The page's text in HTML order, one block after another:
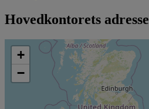
Hovedkontorets adresse
+
−